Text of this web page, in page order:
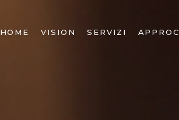
HOME VISION SERVIZI